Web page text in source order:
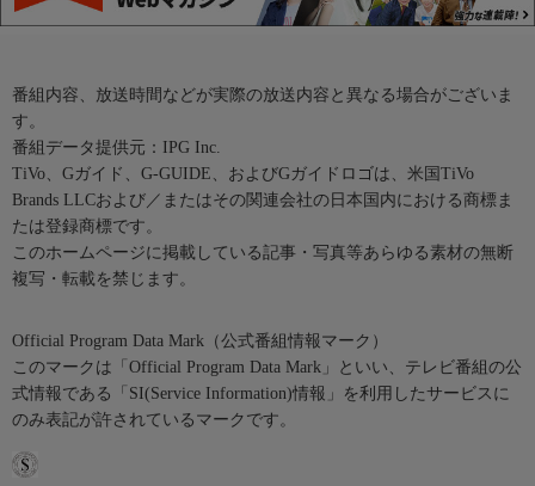
番組内容、放送時間などが実際の放送内容と異なる場合がございま
す。
番組データ提供元：IPG Inc.
TiVo、Gガイド、G-GUIDE、およびGガイドロゴは、米国TiVo
Brands LLCおよび／またはその関連会社の日本国内における商標ま
たは登録商標です。
このホームページに掲載している記事・写真等あらゆる素材の無断
複写・転載を禁じます。
Official Program Data Mark（公式番組情報マーク）
このマークは「Official Program Data Mark」といい、テレビ番組の公
式情報である「SI(Service Information)情報」を利用したサービスに
のみ表記が許されているマークです。